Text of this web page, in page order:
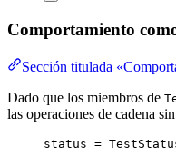
Comportamiento
Sección titulada
Dado que los miembros de
las operaciones de cadena
status =